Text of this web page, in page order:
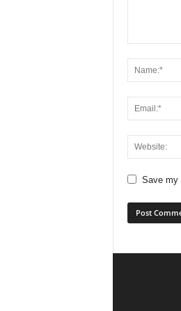
Save my